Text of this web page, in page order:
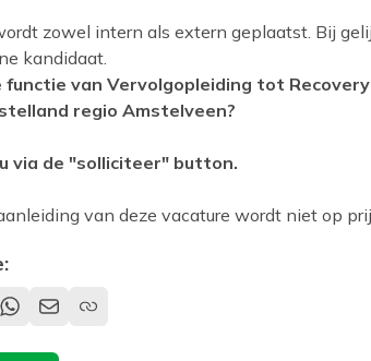
zowel intern als extern geplaatst. Bij
kandidaat.
functie van Vervolgopleiding tot
regio Amstelveen?
via de "solliciteer" button.
van deze vacature wordt niet op